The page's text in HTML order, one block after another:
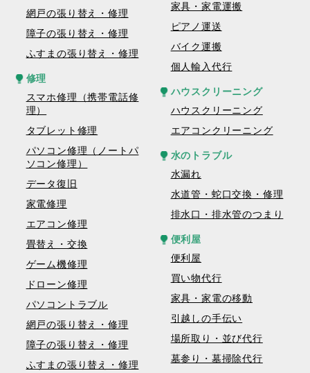
網戸の張り替え・修理
障子の張り替え・修理
ふすまの張り替え・修理
修理
スマホ修理（携帯電話修
理）
タブレット修理
パソコン修理（ノートパ
ソコン修理）
データ復旧
家電修理
エアコン修理
畳替え・交換
ゲーム機修理
ドローン修理
パソコントラブル
網戸の張り替え・修理
障子の張り替え・修理
ふすまの張り替え・修理
家具・家電運搬
ピアノ運送
バイク運搬
個人輸入代行
ハウスクリーニング
ハウスクリーニング
エアコンクリーニング
水のトラブル
水漏れ
水道管・蛇口交換・修理
排水口・排水管のつまり
便利屋
便利屋
買い物代行
家具・家電の移動
引越しの手伝い
場所取り・並び代行
墓参り・墓掃除代行